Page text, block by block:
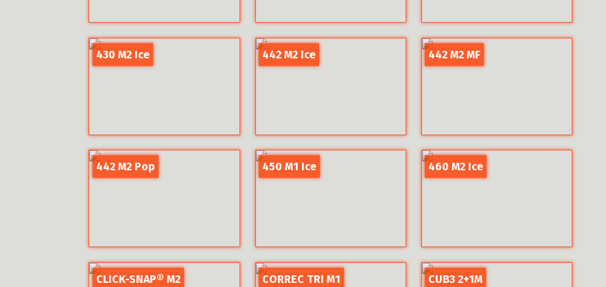
430 M2 Ice 442 M2 Ice 442 M2 MF
442 M2 Pop 450 M1 Ice 460 M2 Ice
CLICK-SNAP® M2 CORREC TRI M1 CUB3 2+1M